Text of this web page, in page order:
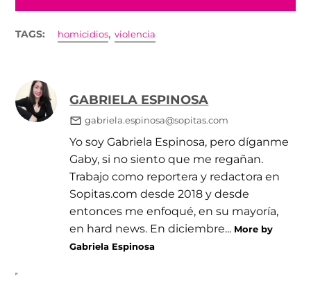
TAGS: homicidios,violencia
GABRIELA ESPINOSA
gabriela.espinosa@sopitas.com
Yo soy Gabriela Espinosa, pero díganme
Gaby, si no siento que me regañan.
Trabajo como reportera y redactora en
Sopitas.com desde 2018 y desde
entonces me enfoqué, en su mayoría,
en hard news. En diciembre... More by
Gabriela Espinosa